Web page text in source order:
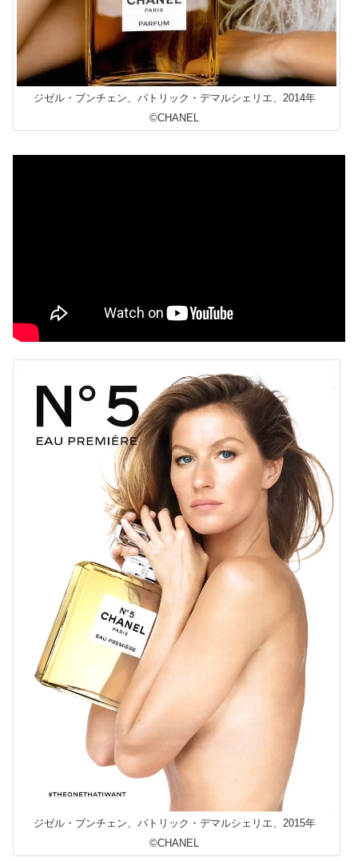
ジゼル・ブンチェン、パトリック・デマルシェリエ、2014年
©CHANEL
ジゼル・ブンチェン、パトリック・デマルシェリエ、2015年
©CHANEL